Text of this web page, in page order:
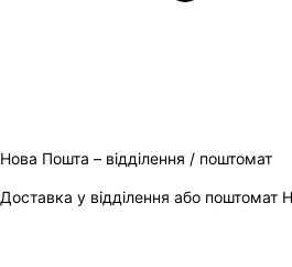
Нова Пошта – відділення / поштомат
Доставка у відділення або поштомат